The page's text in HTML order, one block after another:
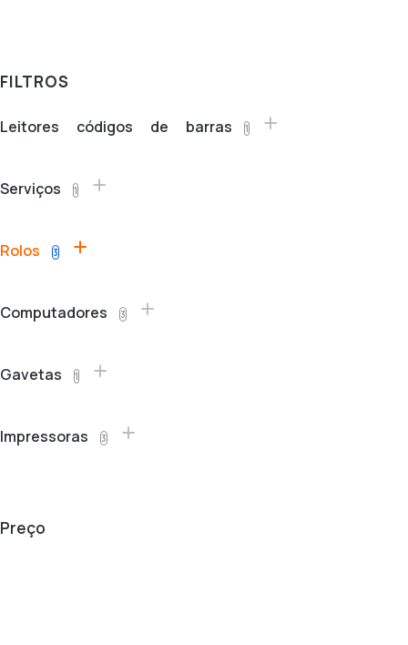
FILTROS
Leitores códigos de barras 1
Serviços 1
Rolos 3
Computadores 3
Gavetas 1
Impressoras 3
Preço